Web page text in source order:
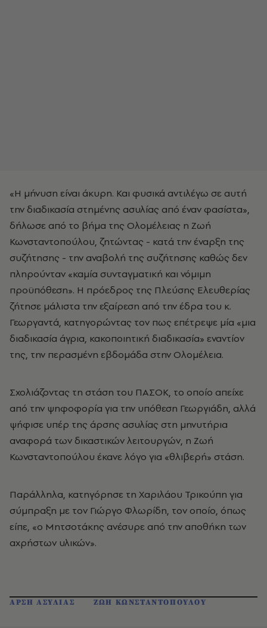
«Η μήνυση είναι άκυρη. Και φυσικά αντιλέγω σε αυτή
την διαδικασία στημένης ασυλίας από έναν φασίστα»,
δήλωσε από το βήμα της Ολομέλειας η Ζωή
Κωνσταντοπούλου, ζητώντας - κατά την έναρξη της
συζήτησης - την αναβολή της συζήτησης καθώς δεν
πληρούνταν «καμία συνταγματική και νόμιμη
προϋπόθεση». Η πρόεδρος της Πλεύσης Ελευθερίας
ζήτησε μάλιστα την εξαίρεση από την έδρα του κ.
Γεωργαντά, κατηγορώντας τον πως επέτρεψε μία «μια
διαδικασία άγρια, κακοποιητική διαδικασία» εναντίον
της, την περασμένη εβδομάδα στην Ολομέλεια.
Σχολιάζοντας τη στάση του ΠΑΣΟΚ, το οποίο απείχε
από την ψηφοφορία για την υπόθεση Γεωργιάδη, αλλά
ψήφισε υπέρ της άρσης ασυλίας στη μηνυτήρια
αναφορά των δικαστικών λειτουργών, η Ζωή
Κωνσταντοπούλου έκανε λόγο για «θλιβερή» στάση.
Παράλληλα, κατηγόρησε τη Χαριλάου Τρικούπη για
σύμπραξη με τον Γιώργο Φλωρίδη, τον οποίο, όπως
είπε, «ο Μητσοτάκης ανέσυρε από την αποθήκη των
αχρήστων υλικών».
ΑΡΣΗ ΑΣΥΛΙΑΣ ΖΩΗ ΚΩΝΣΤΑΝΤΟΠΟΥΛΟΥ